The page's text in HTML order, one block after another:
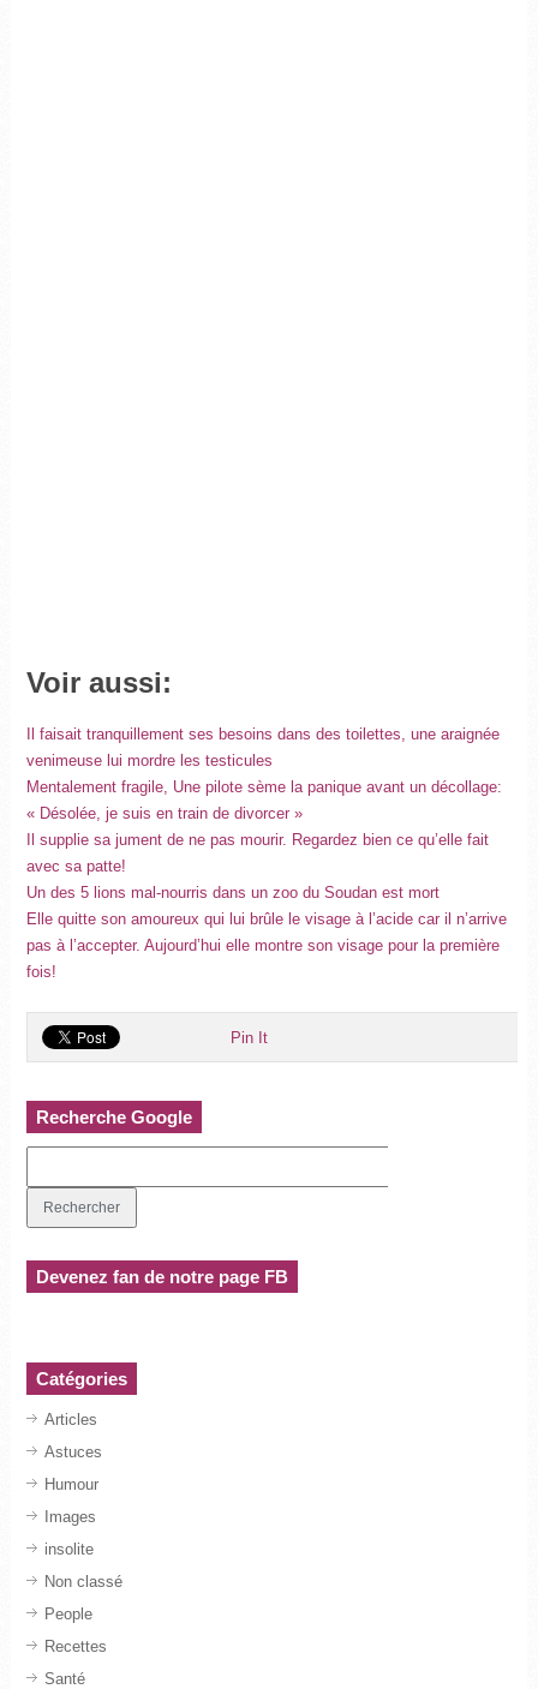
Voir aussi:
Il faisait tranquillement ses besoins dans des toilettes, une araignée
venimeuse lui mordre les testicules
Mentalement fragile, Une pilote sème la panique avant un décollage:
« Désolée, je suis en train de divorcer »
Il supplie sa jument de ne pas mourir. Regardez bien ce qu’elle fait
avec sa patte!
Un des 5 lions mal-nourris dans un zoo du Soudan est mort
Elle quitte son amoureux qui lui brûle le visage à l’acide car il n’arrive
pas à l’accepter. Aujourd’hui elle montre son visage pour la première
fois!
Pin It
Recherche Google
Devenez fan de notre page FB
Catégories
Articles
Astuces
Humour
Images
insolite
Non classé
People
Recettes
Santé